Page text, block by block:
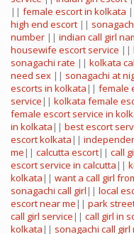
|| female escort in kolkata
high end escort ||
number || indian call girl
housewife escort service ||
sonagachi rate || kolkata
need sex || sonagachi at
escorts in kolkata || female
service || kolkata female
female escort service in
in kolkata || best escort
escort kolkata ||
me || calcutta escort|| call
escort service in calcutta ||
kolkata || want a call girl
sonagachi call girl || local
escort near me || park
call girl service || call girl in
kolkata || sonagachi call